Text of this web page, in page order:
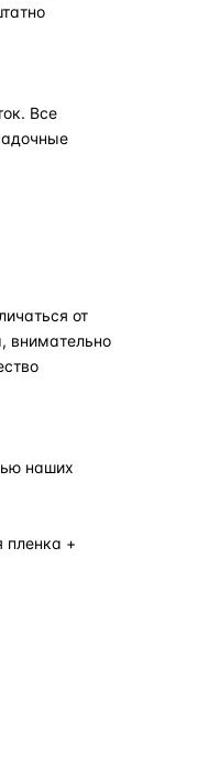
Все
от
внимательно
наших
пленка +